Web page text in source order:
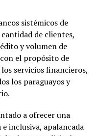
sistémicos de
de clientes,
y volumen de
el propósito de
servicios financieros,
los paraguayos y
a ofrecer una
inclusiva, apalancada